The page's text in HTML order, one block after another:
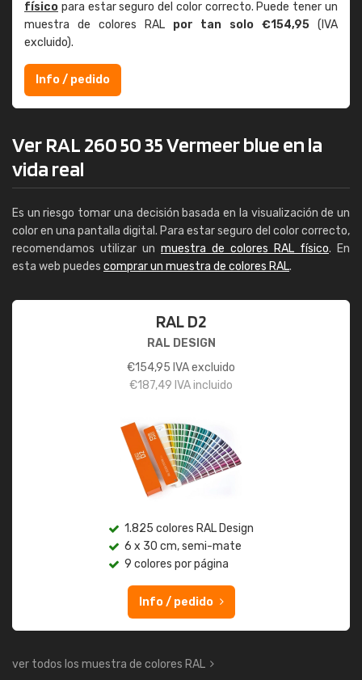
físico para estar seguro del color correcto. Puede tener un
muestra de colores RAL por tan solo €154,95 (IVA
excluido).
Info / pedido
Ver RAL 260 50 35 Vermeer blue en la
vida real
Es un riesgo tomar una decisión basada en la visualización de un
color en una pantalla digital. Para estar seguro del color correcto,
recomendamos utilizar un muestra de colores RAL físico. En
esta web puedes comprar un muestra de colores RAL.
RAL D2
RAL DESIGN
€154,95 IVA excluido
€187,49 IVA incluido
1.825 colores RAL Design
6 x 30 cm, semi-mate
9 colores por página
Info / pedido
ver todos los muestra de colores RAL